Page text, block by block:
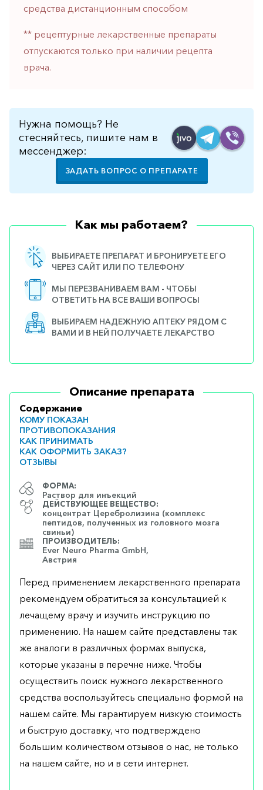
горло-
Хирургия
Щитовидная
железа
средства дистанционным способом
** рецептурные лекарственные препараты
отпускаются только при наличии рецепта
врача.
Нужна помощь? Не
стесняйтесь, пишите нам в
мессенджер:
ЗАДАТЬ ВОПРОС О ПРЕПАРАТЕ
Как мы работаем?
ВЫБИРАЕТЕ ПРЕПАРАТ И БРОНИРУЕТЕ ЕГО
ЧЕРЕЗ САЙТ ИЛИ ПО ТЕЛЕФОНУ
МЫ ПЕРЕЗВАНИВАЕМ ВАМ - ЧТОБЫ
ОТВЕТИТЬ НА ВСЕ ВАШИ ВОПРОСЫ
ВЫБИРАЕМ НАДЕЖНУЮ АПТЕКУ РЯДОМ С
ВАМИ И В НЕЙ ПОЛУЧАЕТЕ ЛЕКАРСТВО
Описание препарата
Содержание
КОМУ ПОКАЗАН
ПРОТИВОПОКАЗАНИЯ
КАК ПРИНИМАТЬ
КАК ОФОРМИТЬ ЗАКАЗ?
ОТЗЫВЫ
ФОРМА:
Раствор для инъекций
ДЕЙСТВУЮЩЕЕ ВЕЩЕСТВО:
концентрат Церебролизина (комплекс
пептидов, полученных из головного мозга
свиньи)
ПРОИЗВОДИТЕЛЬ:
Ever Neuro Pharma GmbH,
Австрия
Перед применением лекарственного препарата
рекомендуем обратиться за консультацией к
лечащему врачу и изучить инструкцию по
применению. На нашем сайте представлены так
же аналоги в различных формах выпуска,
которые указаны в перечне ниже. Чтобы
осуществить поиск нужного лекарственного
средства воспользуйтесь специально формой на
нашем сайте. Мы гарантируем низкую стоимость
и быструю доставку, что подтверждено
большим количеством отзывов о нас, не только
на нашем сайте, но и в сети интернет.